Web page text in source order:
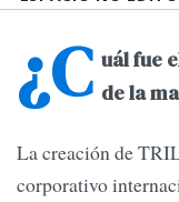
¿C uál fue
de la
La creación de
corporativo